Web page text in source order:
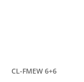
CL-FMEW 6+6